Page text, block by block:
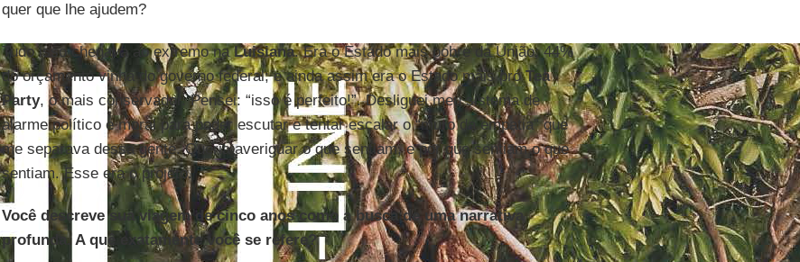
quer que lhe ajudem?
Tudo isso chegava ao extremo naLuisiana. Era o Estado mais pobre da União; 44%
do orçamento vinha do governo federal; e ainda assim era o Estado mais próTea
Party, o mais conservador. Pensei: “isso é perfeito!”. Desliguei meu sistema de
alarme político e moral para poder escutar e tentar escalar o “muro da empatia” que
me separava dessa gente. Queria averiguar o que sentiam, e por que sentiam o que
sentiam. Esse era o projeto.
Você descreve sua viagem de cinco anos como a busca de uma narrativa
profunda. A quê exatamente você se refere?